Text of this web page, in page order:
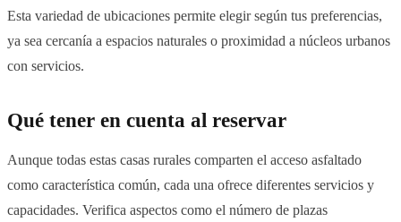
Esta variedad de ubicaciones permite elegir según tus preferencias,
ya sea cercanía a espacios naturales o proximidad a núcleos urbanos
con servicios.
Qué tener en cuenta al reservar
Aunque todas estas casas rurales comparten el acceso asfaltado
como característica común, cada una ofrece diferentes servicios y
capacidades. Verifica aspectos como el número de plazas